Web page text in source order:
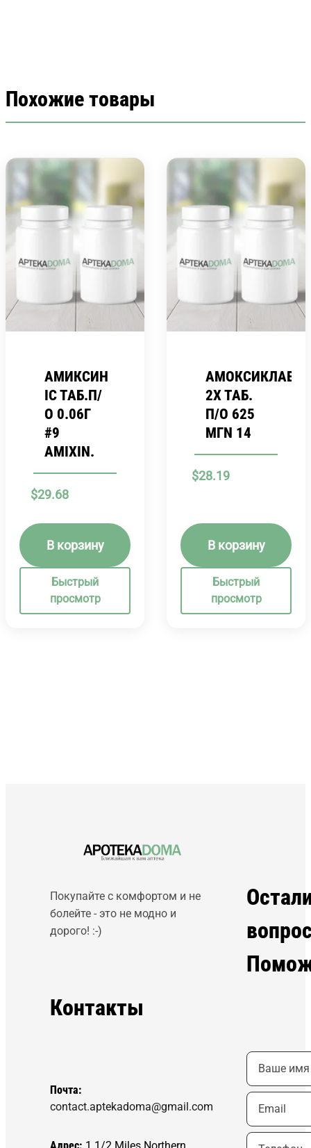
Похожие товары
АМИКСИН
ІС ТАБ.П/
О 0.06Г
#9
AMIXIN.
$29.68
В корзину
Быстрый
просмотр
АМОКСИКЛАВ
2Х ТАБ.
П/О 625
МГN 14
$28.19
В корзину
Быстрый
просмотр
Покупайте с комфортом и не
болейте - это не модно и
дорого! :-)
Контакты
Почта:
contact.aptekadoma@gmail.com